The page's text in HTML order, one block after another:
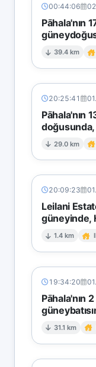
00:44:06
Pāhala'nın
39.4 km
20:25:41
Pāhala'nın
29.0 km
20:09:23
Leilani
güneyinde,
1.4 km
19:34:20
Pāhala'nın
31.1 km